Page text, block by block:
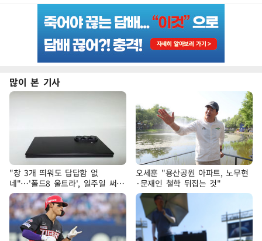
많이 본 기사
"창 3개 띄워도 답답함 없
네"…'폴드8 울트라', 일주일 써보
니
오세훈 "용산공원 아파트, 노무현
·문재인 철학 뒤집는 것"